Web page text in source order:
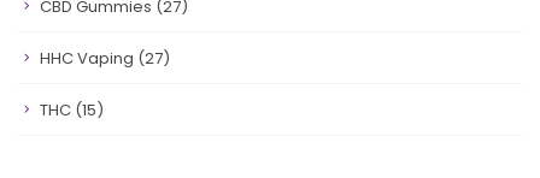
CBD Gummies (27)
HHC Vaping (27)
THC (15)